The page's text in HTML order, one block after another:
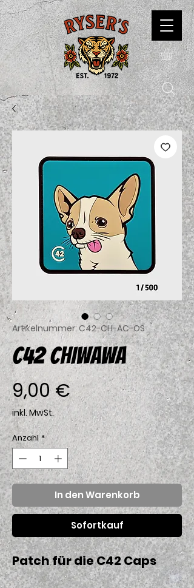
Artikelnummer: C42-CH-AC-OS
C42 CHIWAWA
9,00 €Preis
inkl. MwSt.
Anzahl *
In den Warenkorb
Sofortkauf
Patch für die C42 Caps